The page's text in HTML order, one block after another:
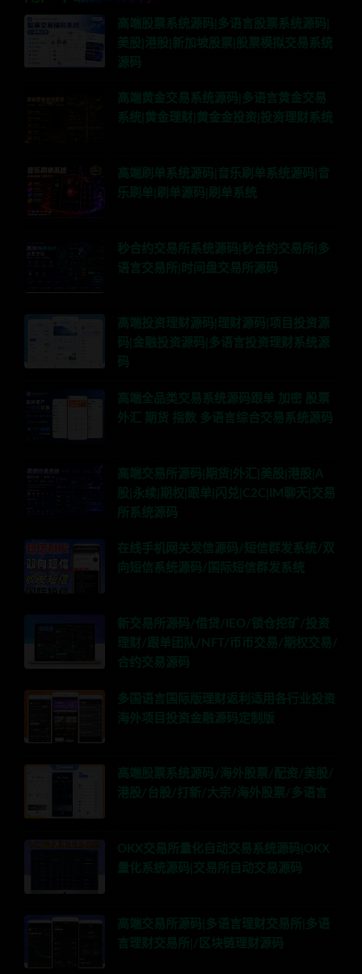
高端股票系统源码|多语言股票系统源码|
美股|港股|新加坡股票|股票模拟交易系统
源码
高端黄金交易系统源码|多语言黄金交易
系统|黄金理财|黄金金投资|投资理财系统
高端刷单系统源码|音乐刷单系统源码|音
乐刷单|刷单源码|刷单系统
秒合约交易所系统源码|秒合约交易所|多
语言交易所|时间盘交易所源码
高端投资理财源码|理财源码|项目投资源
码|金融投资源码|多语言投资理财系统源
码
高端全品类交易系统源码跟单 加密 股票
外汇 期货 指数 多语言综合交易系统源码
高端交易所源码|期货|外汇|美股|港股|A
股|永续|期权|跟单|闪兑|C2C|IM聊天|交易
所系统源码
在线手机网关发信源码/短信群发系统/双
向短信系统源码/国际短信群发系统
新交易所源码/借贷/IEO/锁仓挖矿/投资
理财/跟单团队/NFT/币币交易/期权交易/
合约交易源码
多国语言国际版理财返利适用各行业投资
海外项目投资金融源码定制版
高端股票系统源码/海外股票/配资/美股/
港股/台股/打新/大宗/海外股票/多语言
OKX交易所量化自动交易系统源码|OKX
量化系统源码|交易所自动交易源码
高端交易所源码|多语言理财交易所|多语
言理财交易所|/区块链理财源码